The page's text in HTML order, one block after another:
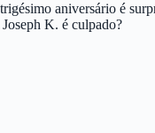
aniversário é
K. é culpado?